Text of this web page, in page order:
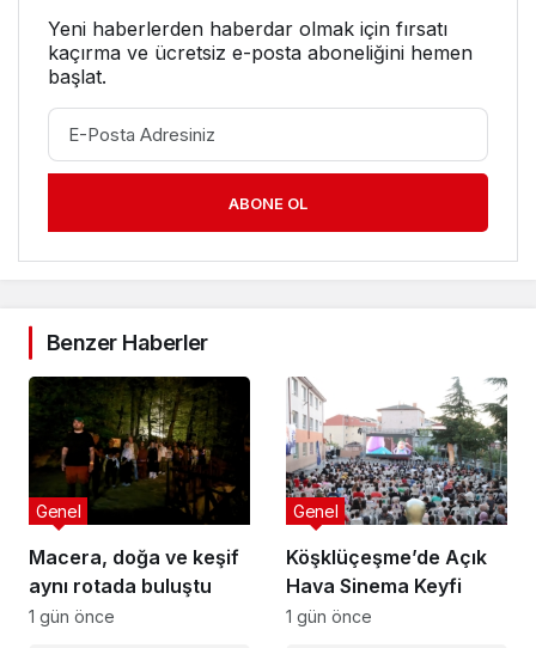
Yeni haberlerden haberdar olmak için fırsatı
kaçırma ve ücretsiz e-posta aboneliğini hemen
başlat.
ABONE OL
Benzer Haberler
Macera, doğa ve keşif
aynı rotada buluştu
Genel
1 gün önce
Köşklüçeşme’de Açık
Hava Sinema Keyfi
Genel
1 gün önce